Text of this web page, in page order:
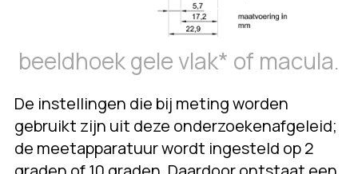
beeldhoek gele vlak* of macula.
De instellingen die bij meting worden
gebruikt zijn uit deze onderzoekenafgeleid;
de meetapparatuur wordt ingesteld op 2